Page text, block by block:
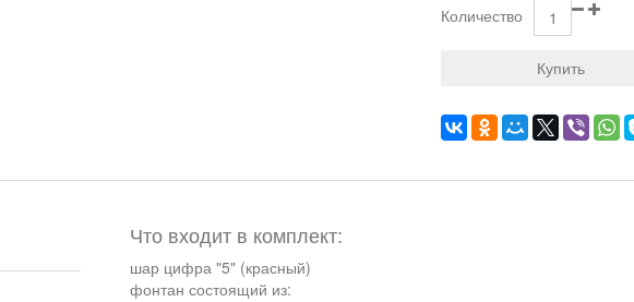
Количество
Купить
Что входит в комплект:
шар цифра "5" (красный)
фонтан состоящий из: